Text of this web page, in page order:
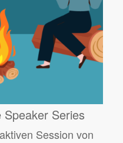
Series
Session von